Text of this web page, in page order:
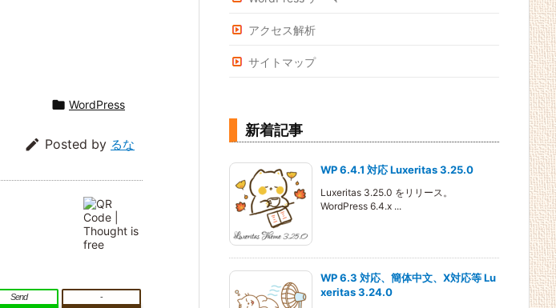
 WordPress
 Posted by るな
Send -
アクセス解析
サイトマップ
新着記事
WP 6.4.1 対応 Luxeritas 3.25.0
Luxeritas 3.25.0 をリリース。
WordPress 6.4.x ...
WP 6.3 対応、簡体中文、X対応等 Lu
xeritas 3.24.0